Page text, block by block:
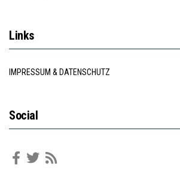
Links
IMPRESSUM & DATENSCHUTZ
Social